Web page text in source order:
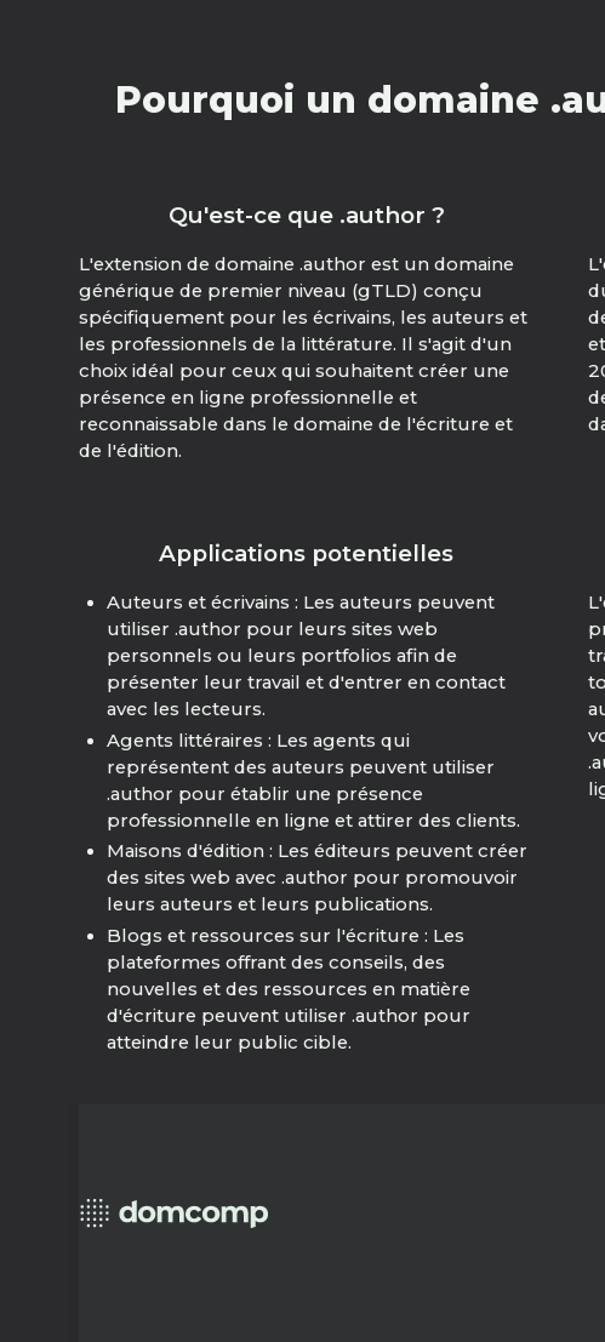
Pourquoi un domaine
Qu'est-ce que .author ?
L'extension de domaine .author est un domaine
générique de premier niveau (gTLD) conçu
spécifiquement pour les écrivains, les auteurs et
les professionnels de la littérature. Il s'agit d'un
choix idéal pour ceux qui souhaitent créer une
présence en ligne professionnelle et
reconnaissable dans le domaine de l'écriture et
de l'édition.
Applications potentielles
Auteurs et écrivains : Les auteurs peuvent
utiliser .author pour leurs sites web
personnels ou leurs portfolios afin de
présenter leur travail et d'entrer en contact
avec les lecteurs.
Agents littéraires : Les agents qui
représentent des auteurs peuvent utiliser
.author pour établir une présence
professionnelle en ligne et attirer des clients.
Maisons d'édition : Les éditeurs peuvent créer
des sites web avec .author pour promouvoir
leurs auteurs et leurs publications.
Blogs et ressources sur l'écriture : Les
plateformes offrant des conseils, des
nouvelles et des ressources en matière
d'écriture peuvent utiliser .author pour
atteindre leur public cible.